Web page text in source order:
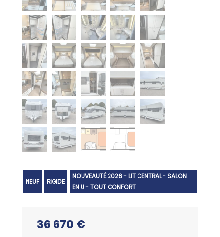
NEUF RIGIDE
NOUVEAUTÉ 2026 - LIT CENTRAL - SALON
EN U - TOUT CONFORT
36 670 €